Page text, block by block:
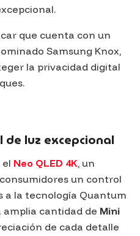
que cuenta con un
Samsung Knox,
la privacidad digital
de luz excepcional
Neo QLED 4K, un
un control
a la tecnología Quantum
amplia cantidad de Mini
de cada detalle